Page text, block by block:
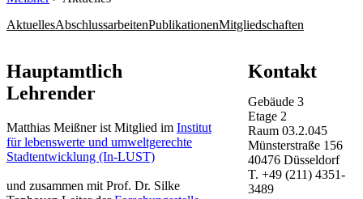
AktuellesAbschlussarbeitenPublikationenMitgliedschaften
​​​​​​Hauptamtlich​
Lehrender
Matthias Meißner ist Mitglied im Institut
für lebenswerte und umweltgerechte
Stadtentwicklung (In-LUST)​
​und zusammen mit Prof. Dr. Silke
Kontakt
Gebäude3
Etage 2
Raum03.2.045
Münsterstraße 156
40476Düsseldorf
T.+49 (211) 4351-
3489